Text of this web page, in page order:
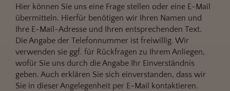
Hier können Sie uns eine Frage stellen oder eine E-Mail
übermitteln. Hierfür benötigen wir Ihren Namen und
Ihre E-Mail-Adresse und Ihren entsprechenden Text.
Die Angabe der Telefonnummer ist freiwillig. Wir
verwenden sie ggf. für Rückfragen zu Ihrem Anliegen,
wofür Sie uns durch die Angabe Ihr Einverständnis
geben. Auch erklären Sie sich einverstanden, dass wir
Sie in dieser Angelegenheit per E-Mail kontaktieren.